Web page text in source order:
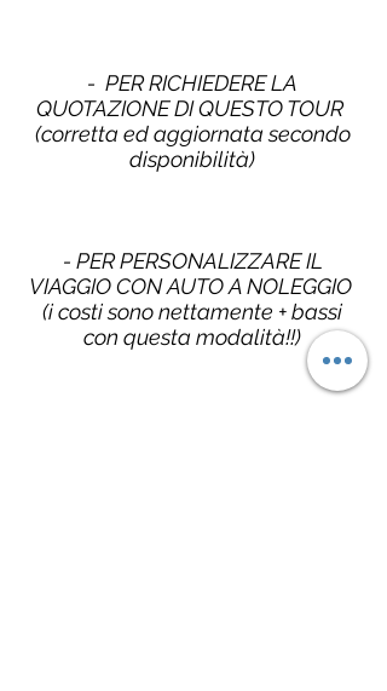
- PER RICHIEDERE LA
QUOTAZIONE DI QUESTO TOUR
(corretta ed aggiornata secondo
disponibilità)
- PER PERSONALIZZARE IL
VIAGGIO CON AUTO A NOLEGGIO
(i costi sono nettamente + bassi
con questa modalità!!)